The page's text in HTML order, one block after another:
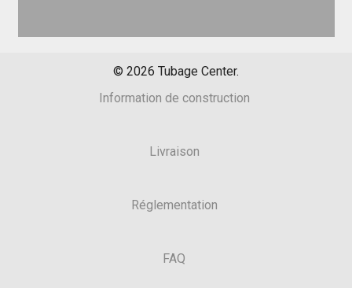
© 2026 Tubage Center.
Information de construction
Livraison
Réglementation
FAQ